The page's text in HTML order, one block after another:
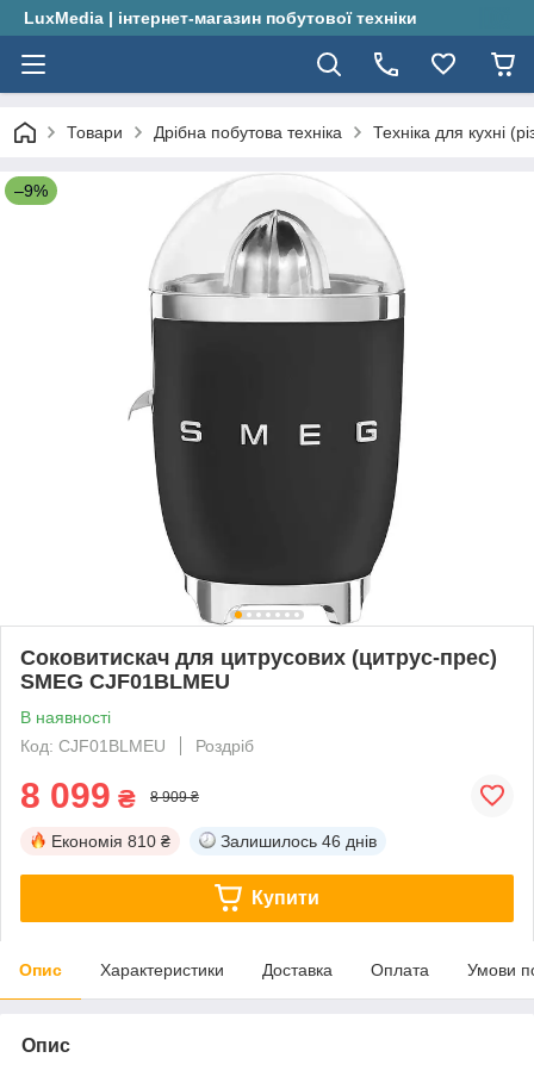
LuxMedia | інтернет-магазин побутової техніки
Товари Дрібна побутова техніка Техніка для кухні
–9%
Соковитискач для цитрусових (цитрус-прес)
SMEG CJF01BLMEU
В наявності
Код: CJF01BLMEU
Роздріб
8 099 ₴ 8 909 ₴
Економія 810 ₴ Залишилось 46 днів
Купити
Опис Характеристики Доставка Оплата Умови
Опис